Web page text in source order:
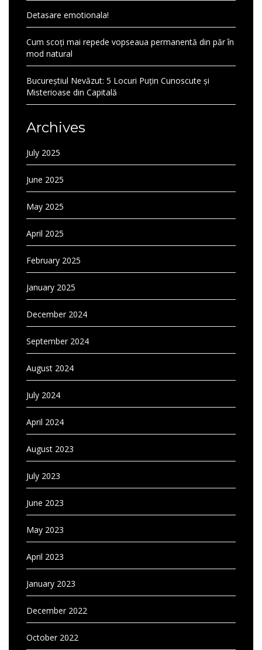
Detasare emotionala!
Cum scoți mai repede vopseaua permanentă din păr în
mod natural
Bucureștiul Nevăzut: 5 Locuri Puțin Cunoscute și
Misterioase din Capitală
Archives
July 2025
June 2025
May 2025
April 2025
February 2025
January 2025
December 2024
September 2024
August 2024
July 2024
April 2024
August 2023
July 2023
June 2023
May 2023
April 2023
January 2023
December 2022
October 2022